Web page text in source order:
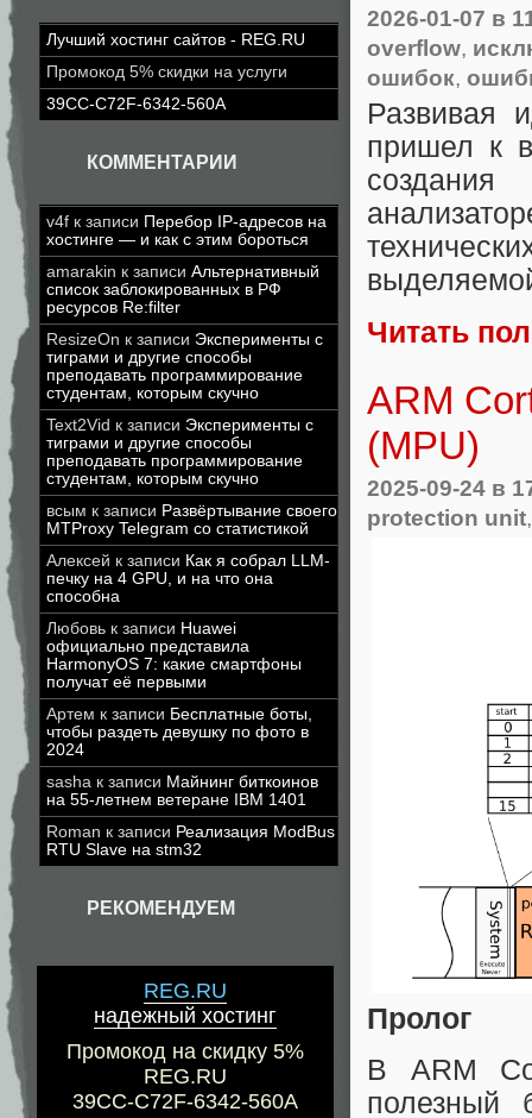
Лучший хостинг сайтов - REG.RU
Промокод 5% скидки на услуги
39CC-C72F-6342-560A
КОММЕНТАРИИ
v4f к записи Перебор IP-адресов на
хостинге — и как с этим бороться
amarakin к записи Альтернативный
список заблокированных в РФ
ресурсов Re:filter
ResizeOn к записи Эксперименты с
тиграми и другие способы
преподавать программирование
студентам, которым скучно
Text2Vid к записи Эксперименты с
тиграми и другие способы
преподавать программирование
студентам, которым скучно
всым к записи Развёртывание своего
MTProxy Telegram со статистикой
Алексей к записи Как я собрал LLM-
печку на 4 GPU, и на что она
способна
Любовь к записи Huawei
официально представила
HarmonyOS 7: какие смартфоны
получат её первыми
Артем к записи Бесплатные боты,
чтобы раздеть девушку по фото в
2024
sasha к записи Майнинг биткоинов
на 55-летнем ветеране IBM 1401
Roman к записи Реализация ModBus
RTU Slave на stm32
РЕКОМЕНДУЕМ
REG.RU
надежный хостинг
Промокод на скидку 5%
REG.RU
39CC-C72F-6342-560A
2026-01-07 в
overflow,
ошибок,
Развивая
пришел к
создания
Читать
ARM
(MPU)
2025-09-24 в
protection unit
Пролог
В ARM
полезный